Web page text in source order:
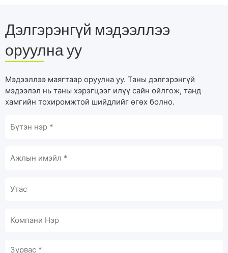
Дэлгэрэнгүй мэдээллээ
оруулна уу
Мэдээллээ маягтаар оруулна уу. Таны дэлгэрэнгүй
мэдээлэл нь таны хэрэгцээг илүү сайн ойлгож, танд
хамгийн тохиромжтой шийдлийг өгөх болно.